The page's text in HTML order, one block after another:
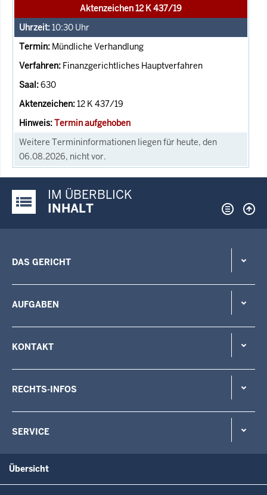
Aktenzeichen 12 K 437/19
10:30 Uhr
Mündliche Verhandlung
Finanzgerichtliches Hauptverfahren
630
12 K 437/19
Termin aufgehoben
Weitere Termininformationen liegen für heute, den
06.08.2026, nicht vor.
Justiz-Portal im Überblick:
IM ÜBERBLICK
INHALT
DAS GERICHT
AUFGABEN
KONTAKT
RECHTS-INFOS
SERVICE
Übersicht